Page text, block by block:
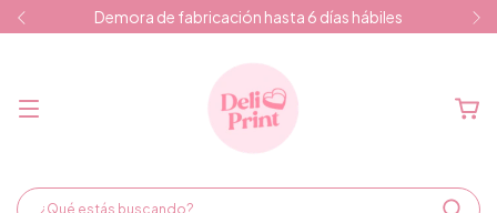
Demora de fabricación hasta 6 días hábiles